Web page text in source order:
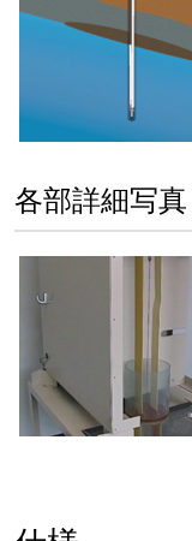
各部詳細写真